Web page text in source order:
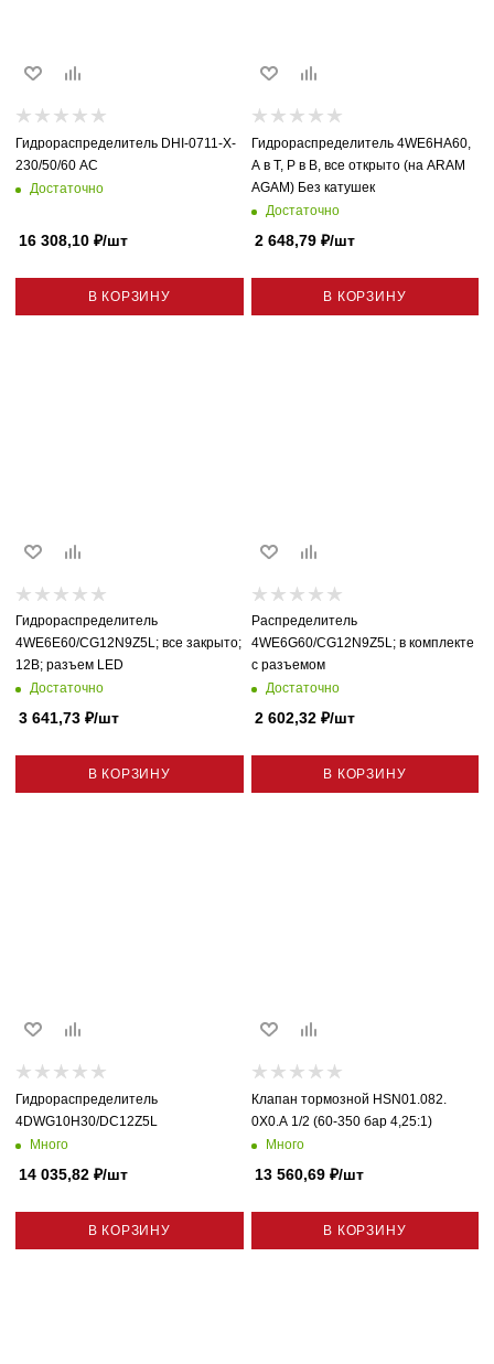
Гидрораспределитель DHI-0711-X-
230/50/60 AC
Достаточно
16 308,10 ₽/шт
В КОРЗИНУ
Гидрораспределитель 4WE6HA60,
А в Т, Р в B, все открыто (на ARAM
AGAM) Без катушек
Достаточно
2 648,79₽/шт
В КОРЗИНУ
Гидрораспределитель
4WE6E60/CG12N9Z5L; все закрыто;
12В; разъем LED
Достаточно
3 641,73 ₽/шт
В КОРЗИНУ
Распределитель
4WE6G60/CG12N9Z5L; в комплекте
с разъемом
Достаточно
2 602,32₽/шт
В КОРЗИНУ
Гидрораспределитель
4DWG10H30/DC12Z5L
Много
14 035,82 ₽/шт
В КОРЗИНУ
Клапан тормозной HSN01.082.
0X0.A 1/2 (60-350 бар 4,25:1)
Много
13 560,69₽/шт
В КОРЗИНУ